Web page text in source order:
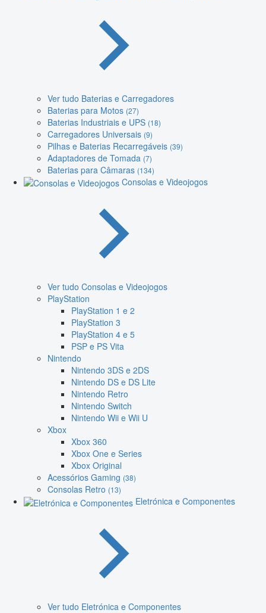
Ver tudo Baterias e Carregadores
Baterias para Motos (27)
Baterias Industriais e UPS (18)
Carregadores Universais (9)
Pilhas e Baterias Recarregáveis (39)
Adaptadores de Tomada (7)
Baterias para Câmaras (134)
Consolas e Videojogos
Ver tudo Consolas e Videojogos
PlayStation
PlayStation 1 e 2
PlayStation 3
PlayStation 4 e 5
PSP e PS Vita
Nintendo
Nintendo 3DS e 2DS
Nintendo DS e DS Lite
Nintendo Retro
Nintendo Switch
Nintendo Wii e Wii U
Xbox
Xbox 360
Xbox One e Series
Xbox Original
Acessórios Gaming (38)
Consolas Retro (13)
Eletrónica e Componentes
Ver tudo Eletrónica e Componentes